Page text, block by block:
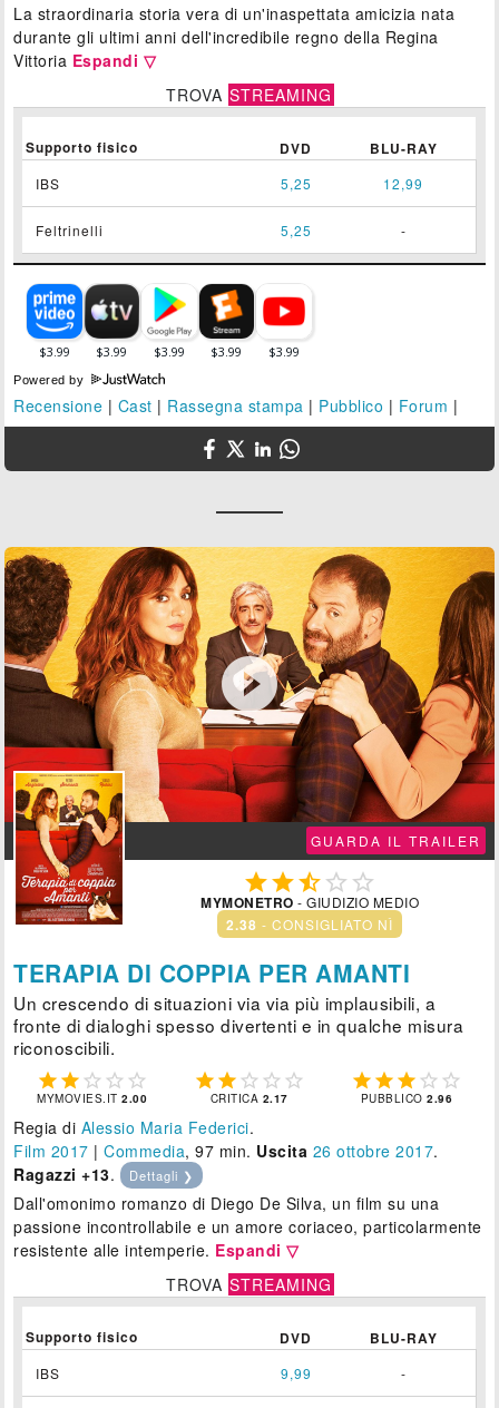
La straordinaria storia vera di un'inaspettata amicizia nata
durante gli ultimi anni dell'incredibile regno della Regina
Vittoria Espandi ▽
TROVA STREAMING
Supporto fisico DVD BLU-RAY
IBS 5,25 12,99
Feltrinelli 5,25 -
Powered by
Recensione | Cast | Rassegna stampa | Pubblico | Forum |

GUARDA IL TRAILER
  
MYMONETRO - GIUDIZIO MEDIO
2.38 - CONSIGLIATO NÌ
TERAPIA DI COPPIA PER AMANTI
Un crescendo di situazioni via via più implausibili, a
fronte di dialoghi spesso divertenti e in qualche misura
riconoscibili.
    
MYMOVIES.IT2.00
    
CRITICA 2.17
    
PUBBLICO2.96
Regia di Alessio Maria Federici.
Film 2017 |Commedia, 97 min. Uscita 26 ottobre 2017.
Ragazzi +13. Dettagli ❯
Dall'omonimo romanzo di Diego De Silva, un film su una
passione incontrollabile e un amore coriaceo, particolarmente
resistente alle intemperie. Espandi ▽
TROVA STREAMING
Supporto fisico DVD BLU-RAY
IBS 9,99 -